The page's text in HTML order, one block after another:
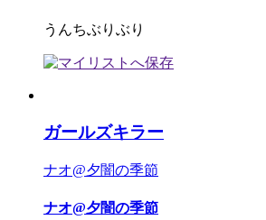
うんちぶりぶり
ガールズキラー
ナオ@夕闇の季節
ナオ@夕闇の季節